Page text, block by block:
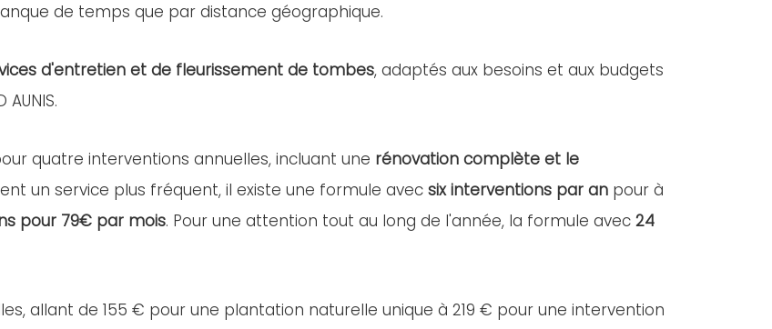
de temps que par distance géographique.
d'entretien et de fleurissement de tombes, adaptés aux besoins et aux budgets
quatre interventions annuelles, incluant une rénovation complète et le
un service plus fréquent, il existe une formule avec six interventions par an pour à
pour 79€ par mois. Pour une attention tout au long de l'année, la formule avec 24
allant de 155 € pour une plantation naturelle unique à 219 € pour une intervention